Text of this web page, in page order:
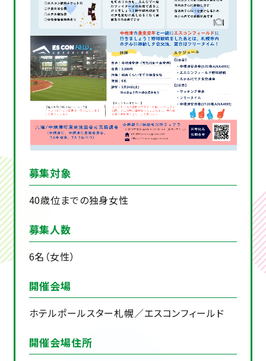
募集対象
40歳位までの独身女性
募集人数
6名（女性）
開催会場
ホテルポールスター札幌／エスコンフィールド
開催会場住所